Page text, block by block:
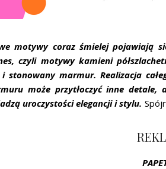
motywy coraz śmielej pojawiają
czyli motywy kamieni
i stonowany marmur. Realizacja
może przytłoczyć inne
uroczystości elegancji i stylu.